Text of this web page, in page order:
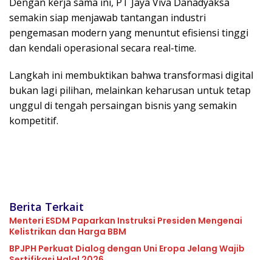
semakin siap menjawab tantangan industri
pengemasan modern yang menuntut efisiensi tinggi
dan kendali operasional secara real-time.
Langkah ini membuktikan bahwa transformasi digital
bukan lagi pilihan, melainkan keharusan untuk tetap
unggul di tengah persaingan bisnis yang semakin
kompetitif.
Berita Terkait
Menteri ESDM Paparkan Instruksi Presiden Mengenai
Kelistrikan dan Harga BBM
BPJPH Perkuat Dialog dengan Uni Eropa Jelang Wajib